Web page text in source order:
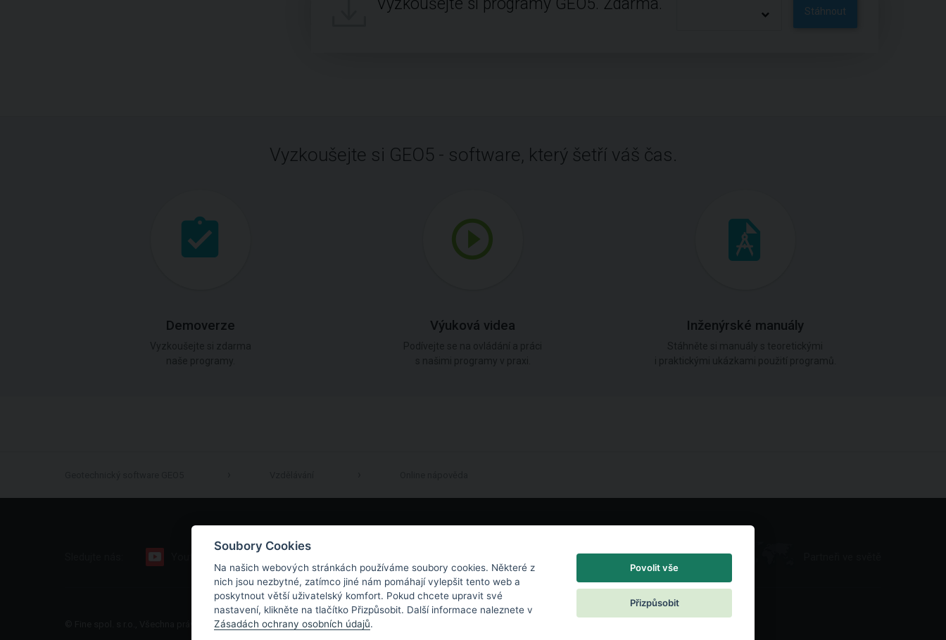
Vyzkoušejte si programy GEO5. Zdarma. Stáhnout
Vyzkoušejte si GEO5 - software, který šetří váš čas.
Demoverze Výuková videa Inženýrské manuály
© Fine spol. s r.o., Všechna práva vyhrazena |Mapa stránek|Ochrana osobních údajů
Soubory Cookies
Na našich webových stránkách používáme soubory cookies. Některé z
nich jsou nezbytné, zatímco jiné nám pomáhají vylepšit tento web a
poskytnout větší uživatelský komfort. Pokud chcete upravit své
nastavení, klikněte na tlačítko Přizpůsobit. Další informace naleznete v
Zásadách ochrany osobních údajů.
Povolit vše
Přizpůsobit